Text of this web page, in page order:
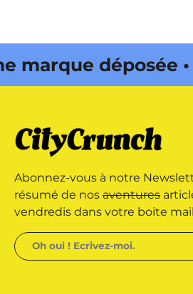
déposée •
déposée •
par Buena
Abonnez-vous à notre
résumé de nos aventures
vendredis dans votre boite